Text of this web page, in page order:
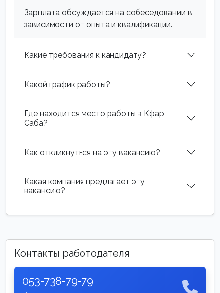
Зарплата обсуждается на собеседовании в
зависимости от опыта и квалификации.
Какие требования к кандидату?
Какой график работы?
Где находится место работы в Кфар
Саба?
Как откликнуться на эту вакансию?
Какая компания предлагает эту
вакансию?
Контакты работодателя
053-738-79-79